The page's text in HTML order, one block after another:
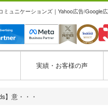
ュニケーションズ｜Yahoo広告/Google
実績・お客様の声
】意・・・